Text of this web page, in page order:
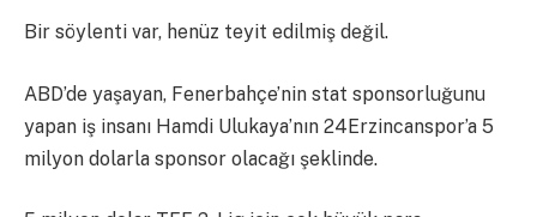
Bir söylenti var, henüz teyit edilmiş değil.
ABD’de yaşayan, Fenerbahçe’nin stat sponsorluğunu
yapan iş insanı Hamdi Ulukaya’nın 24Erzincanspor’a 5
milyon dolarla sponsor olacağı şeklinde.